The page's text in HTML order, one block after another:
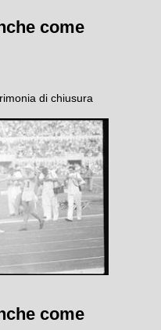
come
di chiusura
come